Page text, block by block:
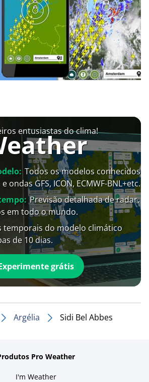
entusiastas do clima!
Todos os modelos conhecidos
ondas GFS, ICON, ECMWF-BNL+etc.
Previsão detalhada de radar,
em todo o mundo.
temporais do modelo climático
de 10 dias.
grátis
Argélia Sidi Bel Abbes
Pro Weather
I'm Weather